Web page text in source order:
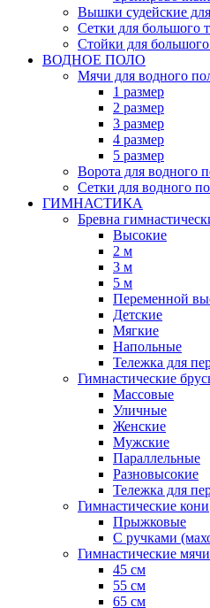
Вышки судейские
Сетки для большого
Стойки для
ВОДНОЕ ПОЛО
Мячи для водного
1 размер
2 размер
3 размер
4 размер
5 размер
Ворота для водного
Сетки для водного
ГИМНАСТИКА
Бревна
Высокие
2 м
3 м
5 м
Переменной
Детские
Мягкие
Напольные
Тележка для
Гимнастические
Массовые
Уличные
Женские
Мужские
Параллельные
Разновысокие
Тележка для
Гимнастические кони
Прыжковые
С ручками
Гимнастические
45 см
55 см
65 см